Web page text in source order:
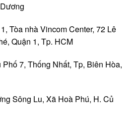
Tòa nhà Vincom Center, 72 Lê
Quận 1, Tp. HCM
7, Thống Nhất, Tp, Biên Hòa,
Sông Lu, Xã Hoà Phú, H. Củ